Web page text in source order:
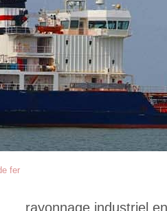
fer
rayonnage industriel